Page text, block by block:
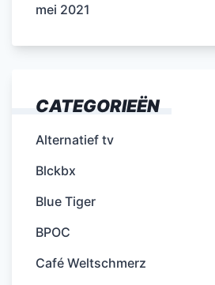
mei 2021
CATEGORIEËN
Alternatief tv
Blckbx
Blue Tiger
BPOC
Café Weltschmerz